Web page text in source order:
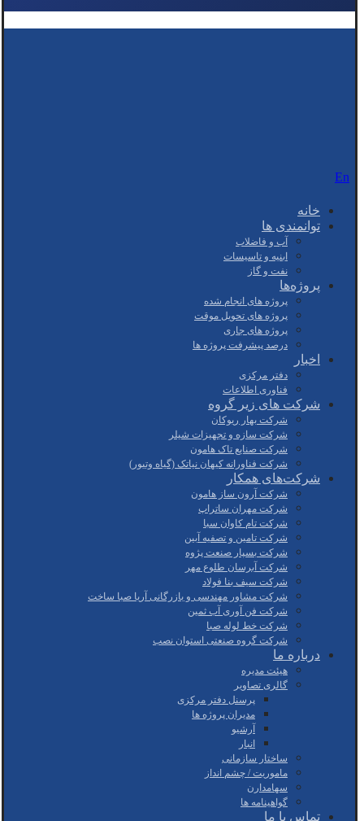
En
خانه
توانمندی ها
آب و فاضلاب
ابنیه و تاسیسات
نفت و گاز
پروژه‌ها
پروژه های انجام شده
پروژه های تحویل موقت
پروژه های جاری
درصد پیشرفت پروژه ها
اخبار
دفتر مرکزی
فناوری اطلاعات
شرکت های زیر گروه
شرکت بهار ریوکان
شرکت سازه و تجهیزات شیلر
شرکت صنایع تاک هامون
شرکت فناورانه کیهان نیاتک (گیاه وتیور)
شرکت‌های همکار
شرکت آرون ساز هامون
شرکت مهران ساتراپ
شرکت تام کاوان سبا
شرکت تامین و تصفیه آبین
شرکت بسپار صنعت پژوه
شرکت آبرسان طلوع مهر
شرکت سیف بنا فولاد
شرکت مشاور مهندسی و بازرگانی آریا صبا ساخت
شرکت فن آوری آب ثمین
شرکت خط لوله صبا
شرکت گروه صنعتی استوان نصب
درباره ما
هیئت مدیره
گالری تصاویر
پرسنل دفتر مرکزی
مدیران پروژه ها
آرشیو
انبار
ساختار سازمانی
ماموریت / چشم انداز
سهامدارن
گواهینامه ها
تماس با ما